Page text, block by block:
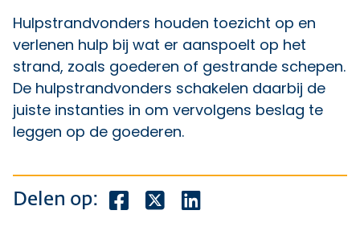
Hulpstrandvonders houden toezicht op en
verlenen hulp bij wat er aanspoelt op het
strand, zoals goederen of gestrande schepen.
De hulpstrandvonders schakelen daarbij de
juiste instanties in om vervolgens beslag te
leggen op de goederen.
Delen op: Deel dit bericht op Facebook
Deel dit bericht op X